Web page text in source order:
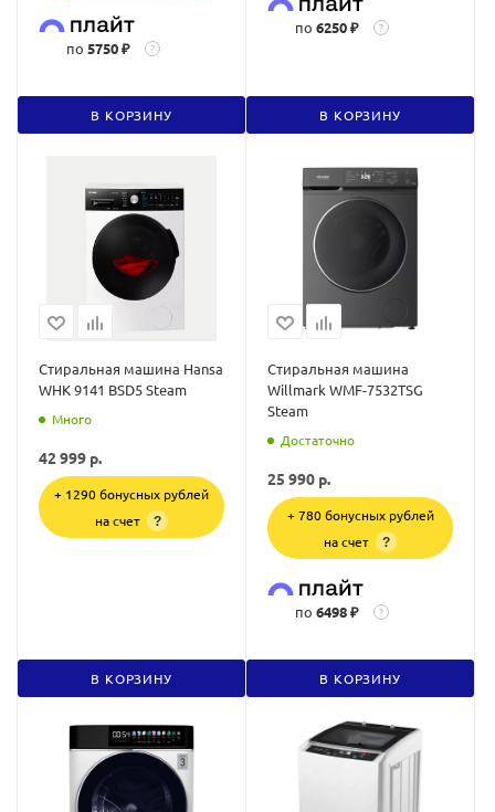
по 5750 ₽ ?
В КОРЗИНУ
по 6250 ₽ ?
В КОРЗИНУ
Стиральная машина Hansa
WHK 9141 BSD5 Steam
Много
42 999 р.
+ 1290 бонусных рублей
на счет
?
В КОРЗИНУ
Стиральная машина
Willmark WMF-7532TSG
Steam
Достаточно
25 990 р.
+ 780 бонусных рублей
на счет
?
по 6498 ₽ ?
В КОРЗИНУ